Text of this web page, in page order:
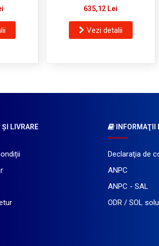
635,12 Lei
Vezi detalii
LIVRARE INFORMAŢII
Declaraţia de
ANPC
ANPC - SAL
ODR / SOL